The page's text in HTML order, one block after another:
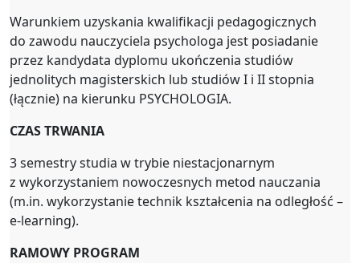
Warunkiem uzyskania kwalifikacji pedagogicznych
do zawodu nauczyciela psychologa jest posiadanie
przez kandydata dyplomu ukończenia studiów
jednolitych magisterskich lub studiów I i II stopnia
(łącznie) na kierunku PSYCHOLOGIA.
CZAS TRWANIA
3 semestry studia w trybie niestacjonarnym
z wykorzystaniem nowoczesnych metod nauczania
(m.in. wykorzystanie technik kształcenia na odległość –
e-learning).
RAMOWY PROGRAM